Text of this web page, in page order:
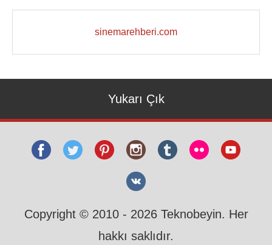
sinemarehberi.com
Yukarı Çık
Copyright © 2010 - 2026 Teknobeyin. Her
hakkı saklıdır.